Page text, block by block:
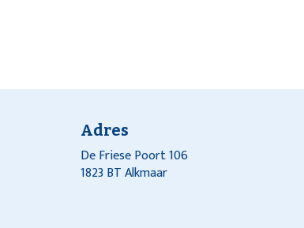
Adres
De Friese Poort 106
1823 BT Alkmaar